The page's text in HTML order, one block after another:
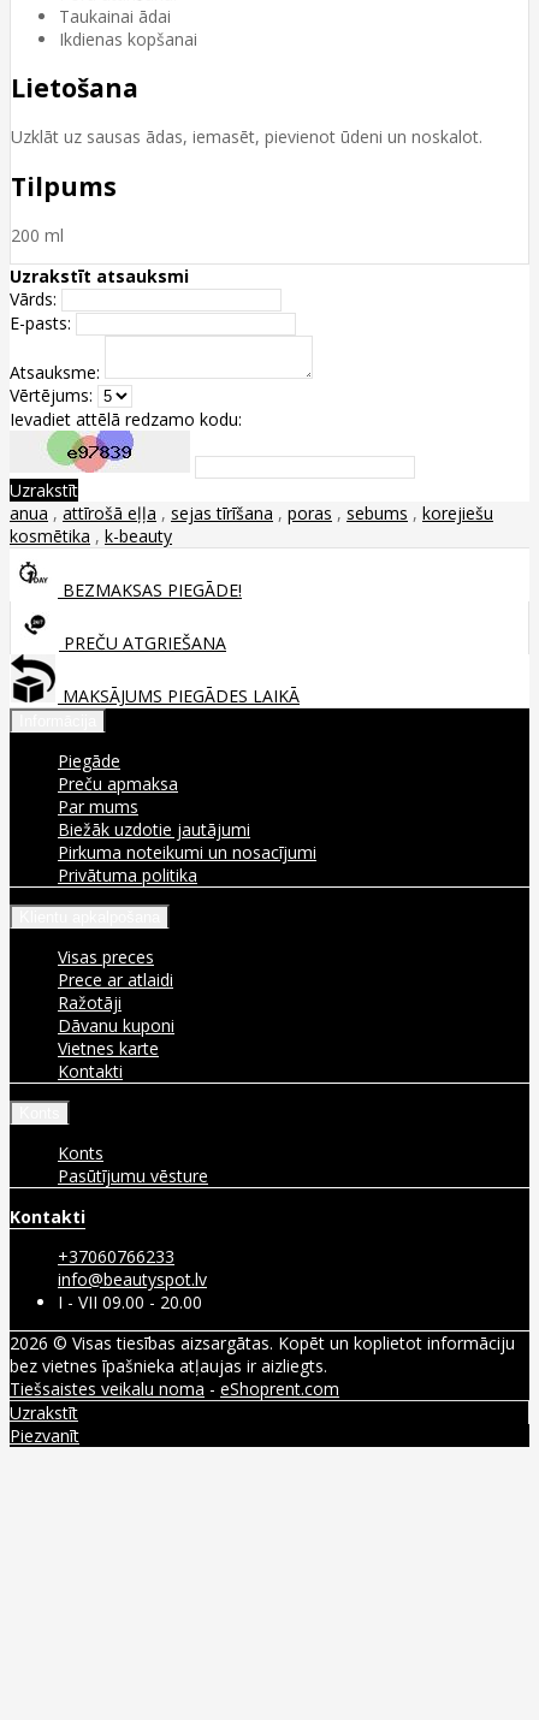
Taukainai ādai
Ikdienas kopšanai
Lietošana
Uzklāt uz sausas ādas, iemasēt, pievienot ūdeni un noskalot.
Tilpums
200 ml
Uzrakstīt atsauksmi
Vārds:
E-pasts:
Atsauksme:
Vērtējums:
Ievadiet attēlā redzamo kodu:
Uzrakstīt
anua , attīrošā eļļa , sejas tīrīšana , poras , sebums , korejiešu
kosmētika , k-beauty
BEZMAKSAS PIEGĀDE!
PREČU ATGRIEŠANA
MAKSĀJUMS PIEGĀDES LAIKĀ
Piegāde
Preču apmaksa
Par mums
Biežāk uzdotie jautājumi
Pirkuma noteikumi un nosacījumi
Privātuma politika
Visas preces
Prece ar atlaidi
Ražotāji
Dāvanu kuponi
Vietnes karte
Kontakti
Konts
Pasūtījumu vēsture
Kontakti
+37060766233
info@beautyspot.lv
I - VII 09.00 - 20.00
2026 © Visas tiesības aizsargātas. Kopēt un koplietot informāciju
bez vietnes īpašnieka atļaujas ir aizliegts.
Tiešsaistes veikalu noma - eShoprent.com
Uzrakstīt
Piezvanīt